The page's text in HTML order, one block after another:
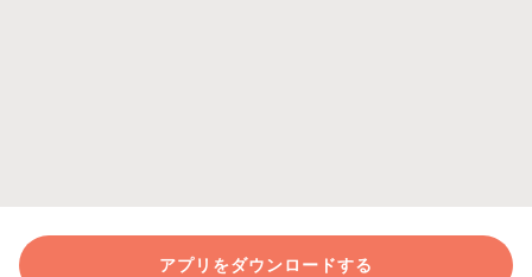
アプリをダウンロードする